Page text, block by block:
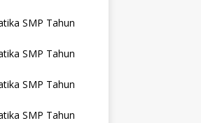
SMP Tahun
SMP Tahun
SMP Tahun
SMP Tahun